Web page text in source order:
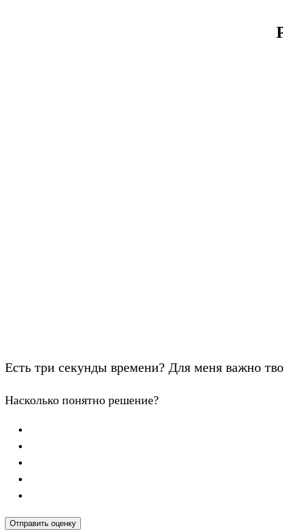
Есть три секунды времени? Для меня важно
Насколько понятно решение?
Отправить оценку